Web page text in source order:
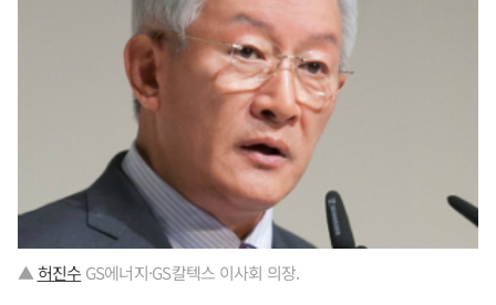
▲허진수 GS에너지·GS칼텍스 이사회 의장.